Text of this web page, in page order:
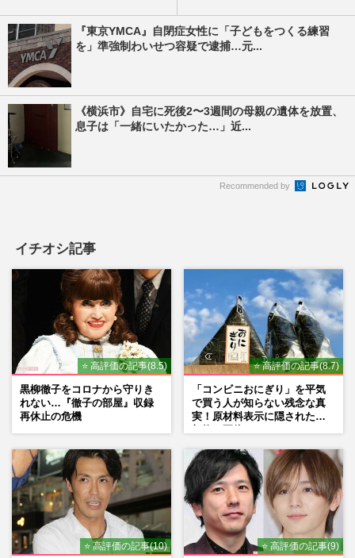
『東京YMCA』自閉症女性に「子どもをつくる練習
を」準強制わいせつ容疑で逮捕…元...
《横浜市》自宅に死後2〜3週間の母親の遺体を放置、
息子は「一緒にいたかった…」近...
Recommended by
イチオシ記事
⭐ 高評価の記事(8.5)
黒柳徹子をコロナから守りき
れない…『徹子の部屋』収録
再休止の危機
⭐ 高評価の記事(8.7)
「コンビニおにぎり」を平気
で買う人が知らない残念な真
実！原材料表示に隠された添
⭐ 高評価の記事(10) ⭐ 高評価の記事(9)